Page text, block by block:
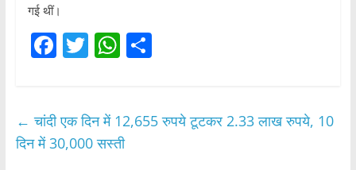
गई थीं।
F
e
b
T
er
W
s
A
S
e
← चांदी एक दिन में 12,655 रुपये टूटकर 2.33 लाख रुपये, 10
दिन में 30,000 सस्ती